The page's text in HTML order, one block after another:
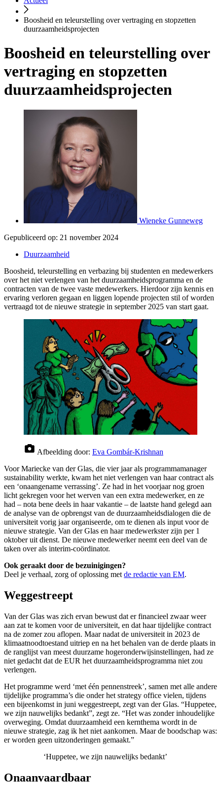
Boosheid en teleurstelling over vertraging en stopzetten
duurzaamheidsprojecten
Boosheid en teleurstelling over
vertraging en stopzetten
duurzaamheidsprojecten
Wieneke Gunneweg
Gepubliceerd op: 21 november 2024
Duurzaamheid
Boosheid, teleurstelling en verbazing bij studenten en medewerkers
over het niet verlengen van het duurzaamheidsprogramma en de
contracten van de twee vaste medewerkers. Hierdoor zijn kennis en
ervaring verloren gegaan en liggen lopende projecten stil of worden
vertraagd tot de nieuwe strategie in september 2025 van start gaat.
Afbeelding door: Eva Gombár-Krishnan
Voor Mariecke van der Glas, die vier jaar als programmamanager
sustainability werkte, kwam het niet verlengen van haar contract als
een ‘onaangename verrassing’. Ze had in het voorjaar nog groen
licht gekregen voor het werven van een extra medewerker, en ze
had – nota bene deels in haar vakantie – de laatste hand gelegd aan
de analyse van de opbrengst van de duurzaamheidsdialogen die de
universiteit vorig jaar organiseerde, om te dienen als input voor de
nieuwe strategie. Van der Glas en haar medewerkster zijn per 1
oktober uit dienst. De nieuwe medewerker neemt een deel van de
taken over als interim-coördinator.
Ook geraakt door de bezuinigingen?
Deel je verhaal, zorg of oplossing met de redactie van EM.
Weggestreept
Van der Glas was zich ervan bewust dat er financieel zwaar weer
aan zat te komen voor de universiteit, en dat haar tijdelijke contract
na de zomer zou aflopen. Maar nadat de universiteit in 2023 de
klimaatnoodtoestand uitriep en na het behalen van de derde plaats in
de ranglijst van meest duurzame hogeronderwijsinstellingen, had ze
niet gedacht dat de EUR het duurzaamheidsprogramma niet zou
verlengen.
Het programme werd ‘met één pennenstreek’, samen met alle andere
tijdelijke programma’s die onder het strategy office vielen, tijdens
een bijeenkomst in juni weggestreept, zegt van der Glas. “Huppetee,
we zijn nauwelijks bedankt”, zegt ze. “Het was zonder inhoudelijke
overweging. Omdat duurzaamheid een kernthema wordt in de
nieuwe strategie, zag ik het niet aankomen. Maar de boodschap was:
er worden geen uitzonderingen gemaakt.”
‘Huppetee, we zijn nauwelijks bedankt’
Onaanvaardbaar